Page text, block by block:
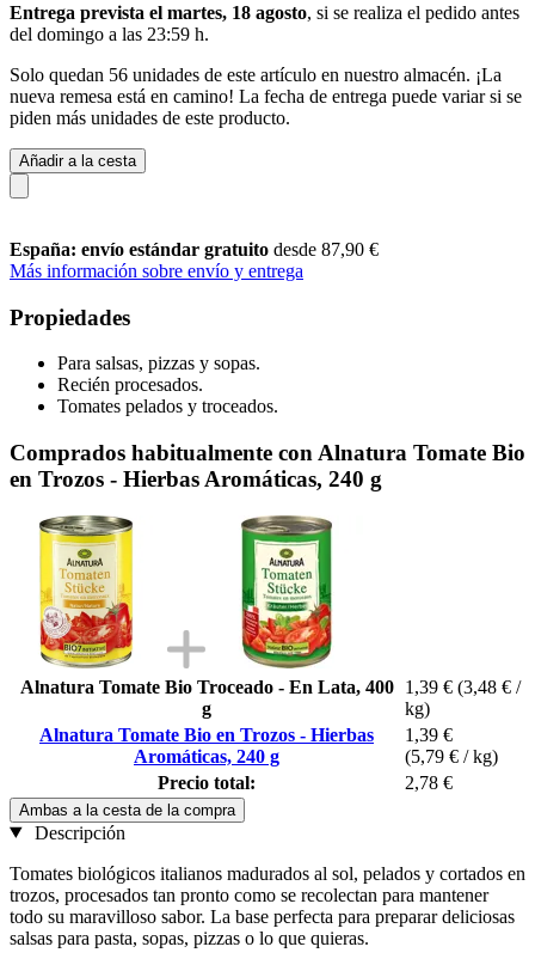
Entrega prevista el martes, 18 agosto, si se realiza el pedido antes
del domingo a las 23:59 h.
Solo quedan 56 unidades de este artículo en nuestro almacén. ¡La
nueva remesa está en camino! La fecha de entrega puede variar si se
piden más unidades de este producto.
Añadir a la cesta
España: envío estándar gratuito desde 87,90 €
Más información sobre envío y entrega
Propiedades
Para salsas, pizzas y sopas.
Recién procesados.
Tomates pelados y troceados.
Comprados habitualmente con Alnatura Tomate Bio
en Trozos - Hierbas Aromáticas, 240 g
Alnatura Tomate Bio Troceado - En Lata, 400
g
1,39 € (3,48 € /
kg)
Alnatura Tomate Bio en Trozos - Hierbas
Aromáticas, 240 g
1,39 €
(5,79 € / kg)
Precio total:
2,78 €
Ambas a la cesta de la compra
Descripción
Tomates biológicos italianos madurados al sol, pelados y cortados en
trozos, procesados tan pronto como se recolectan para mantener
todo su maravilloso sabor. La base perfecta para preparar deliciosas
salsas para pasta, sopas, pizzas o lo que quieras.